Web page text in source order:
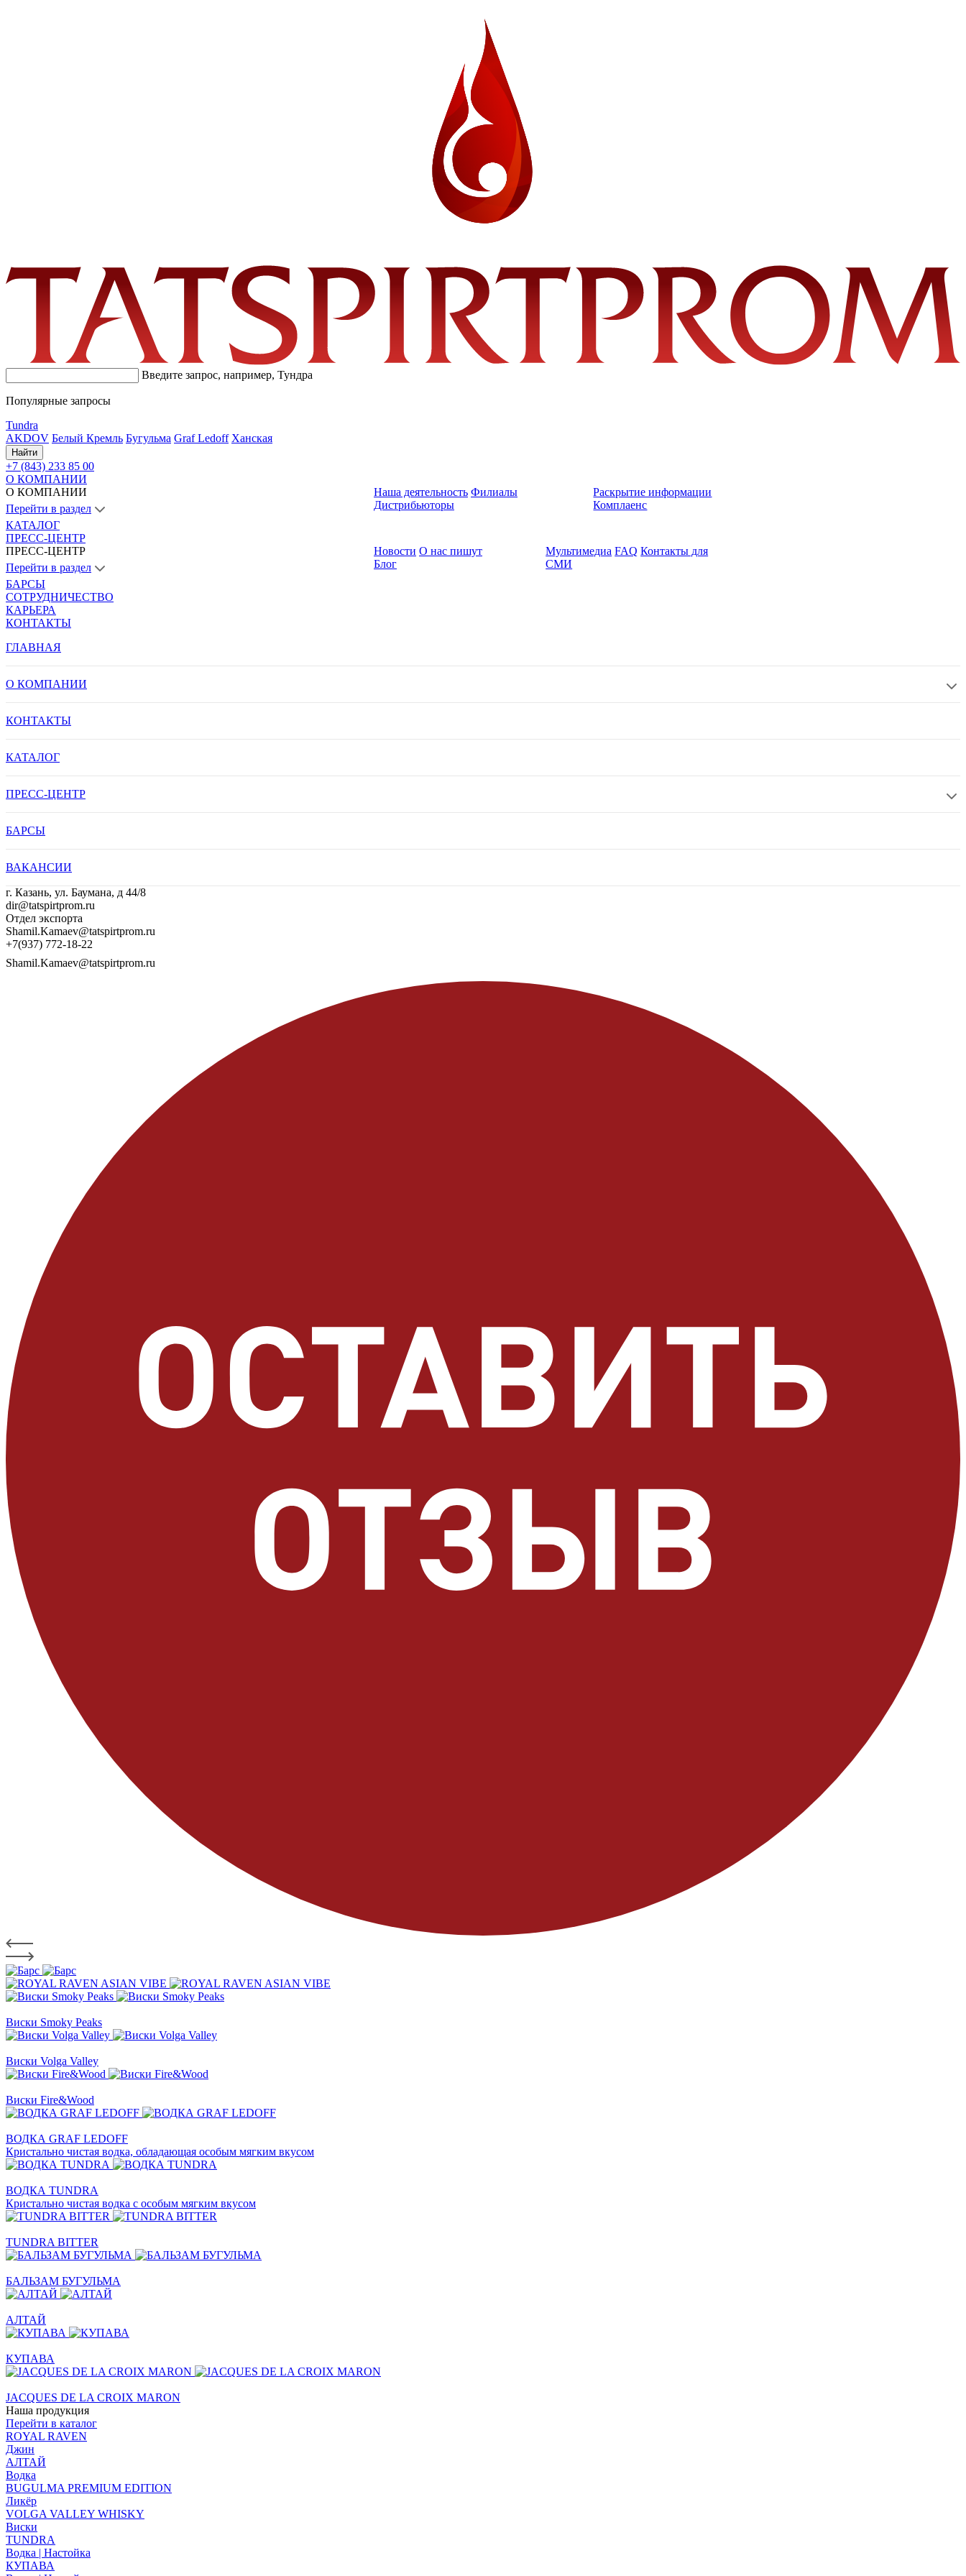
Введите запрос, например, Тундра
Популярные запросы
Tundra
AKDOV Белый Кремль Бугульма Graf Ledoff Ханская
Найти
+7 (843) 233 85 00
О КОМПАНИИ
О КОМПАНИИ
Перейти в раздел
Наша деятельность Филиалы
Дистрибьюторы
Раскрытие информации
Комплаенс
КАТАЛОГ
ПРЕСС-ЦЕНТР
ПРЕСС-ЦЕНТР
Перейти в раздел
Новости О нас пишут
Блог
Мультимедиа FAQ Контакты для
СМИ
БАРСЫ
СОТРУДНИЧЕСТВО
КАРЬЕРА
КОНТАКТЫ
ГЛАВНАЯ
О КОМПАНИИ
КОНТАКТЫ
КАТАЛОГ
ПРЕСС-ЦЕНТР
БАРСЫ
ВАКАНСИИ
г. Казань, ул. Баумана, д 44/8
dir@tatspirtprom.ru
Отдел экспорта
Shamil.Kamaev@tatspirtprom.ru
+7(937) 772-18-22
Shamil.Kamaev@tatspirtprom.ru
Виски Smoky Peaks
Виски Volga Valley
Виски Fire&Wood
ВОДКА GRAF LEDOFF
Кристально чистая водка, обладающая особым мягким вкусом
ВОДКА TUNDRA
Кристально чистая водка с особым мягким вкусом
TUNDRA BITTER
БАЛЬЗАМ БУГУЛЬМА
АЛТАЙ
КУПАВА
JACQUES DE LA CROIX MARON
Наша продукция
Перейти в каталог
ROYAL RAVEN
Джин
АЛТАЙ
Водка
BUGULMA PREMIUM EDITION
Ликёр
VOLGA VALLEY WHISKY
Виски
TUNDRA
Водка | Настойка
КУПАВА